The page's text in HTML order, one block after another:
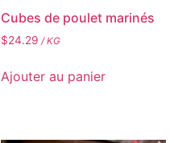
Cubes de poulet marinés
$24.29 / KG
Ajouter au panier